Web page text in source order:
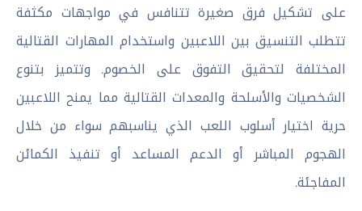
على تشكيل فرق صغيرة تتنافس في مواجهات مكثفة
تتطلب التنسيق بين اللاعبين واستخدام المهارات القتالية
المختلفة لتحقيق التفوق على الخصوم. وتتميز بتنوع
الشخصيات والأسلحة والمعدات القتالية مما يمنح اللاعبين
حرية اختيار أسلوب اللعب الذي يناسبهم سواء من خلال
الهجوم المباشر أو الدعم المساعد أو تنفيذ الكمائن
المفاجئة.